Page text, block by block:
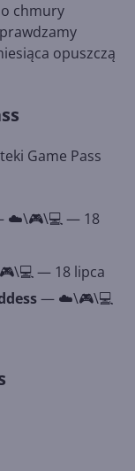
chmury
opuszczą
Game Pass
☁️\🎮\💻 — 18
— 18 lipca
— ☁️\🎮\💻